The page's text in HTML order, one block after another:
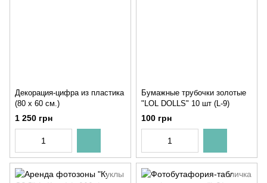
Декорация-цифра из пластика
(80 х 60 см.)
1 250 грн
Бумажные трубочки золотые
"LOL DOLLS" 10 шт (L-9)
100 грн